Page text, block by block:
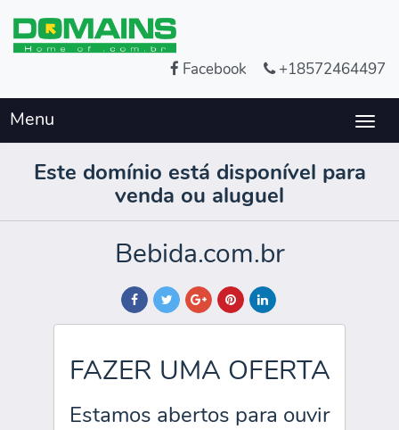
Facebook +18572464497
Menu
Este domínio está disponível para
venda ou aluguel
Bebida.com.br
FAZER UMA OFERTA
Estamos abertos para ouvir